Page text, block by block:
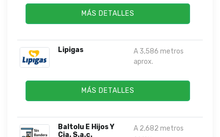
MÁS DETALLES
Lipigas
A 3,586 metros
aprox.
MÁS DETALLES
Baltolu E Hijos Y
Cia. S.a.c.
A 2,682 metros